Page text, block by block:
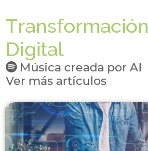
Transformación
Digital
Música creada por AI
Ver más artículos